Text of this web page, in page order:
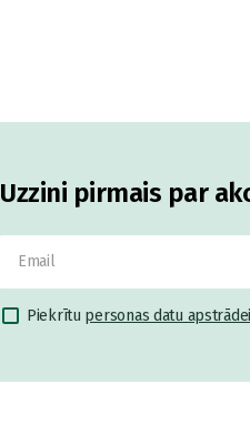
Uzzini pirmais par
Piekrītu personas datu apstrādei